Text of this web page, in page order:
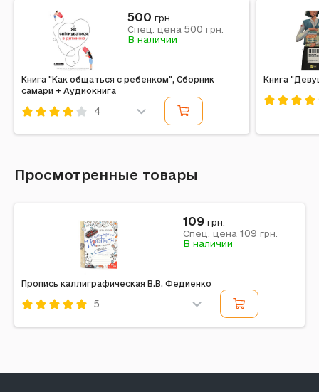
Книга "Как общаться с ребенком", Сборник
самари + Аудиокнига
4
500 грн.
Спец. цена 500 грн.
В наличии
Книга
Просмотренные товары
Пропись каллиграфическая В.В. Федиенко
5
109 грн.
Спец. цена 109 грн.
В наличии